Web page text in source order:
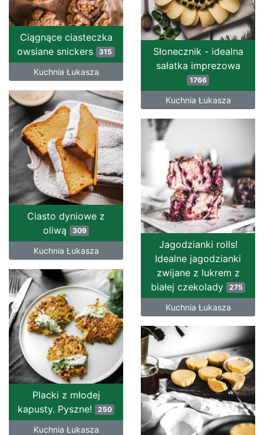
Ciągnące ciasteczka
owsiane snickers 315
Kuchnia Łukasza
Słonecznik - idealna
sałatka imprezowa
1766
Kuchnia Łukasza
Ciasto dyniowe z
oliwą
309
Kuchnia Łukasza
Jagodzianki rolls!
Idealne jagodzianki
zwijane z lukrem z
białej czekolady
275
Kuchnia Łukasza
Placki z młodej
kapusty. Pyszne!
250
Kuchnia Łukasza